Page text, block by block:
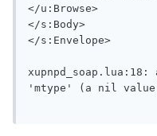
</u:Browse>
</s:Body>
</s:Envelope>
'mtype' (a nil